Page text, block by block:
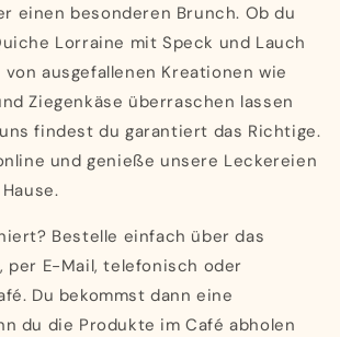
einen besonderen Brunch. Ob du
Lorraine mit Speck und Lauch
ausgefallenen Kreationen wie
Ziegenkäse überraschen lassen
findest du garantiert das Richtige.
und genieße unsere Leckereien
Bestelle einfach über das
per E-Mail, telefonisch oder
Du bekommst dann eine
du die Produkte im Café abholen